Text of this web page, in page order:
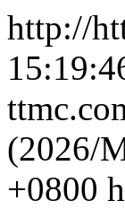
http://
(2026/
+0800